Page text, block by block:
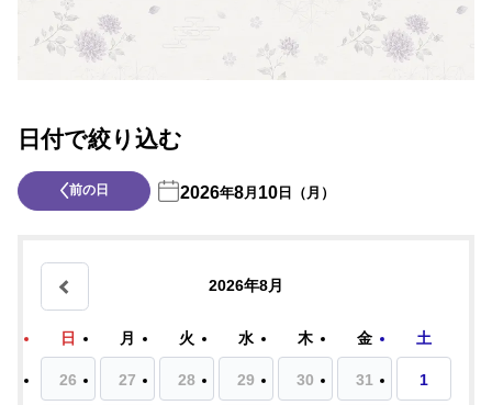
日付で絞り込む
前の日 2026年8月 10日（月）
2026年8月
日 月 火 水 木 金 土
26 27 28 29 30 31 1